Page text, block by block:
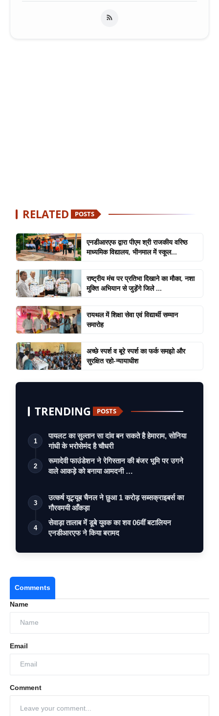
RELATED POSTS
एनडीआरएफ द्वारा पीएम श्री राजकीय वरिष्ठ
माध्यमिक विद्यालय, भीनमाल में स्कूल...
राष्ट्रीय मंच पर प्रतिभा दिखाने का मौका, नशा
मुक्ति अभियान से जुड़ेंगे जिले ...
रायथल में शिक्षा सेवा एवं विद्यार्थी सम्मान
समारोह
अच्छे स्पर्श व बूरे स्पर्श का फर्क समझो और
सुरक्षित रहो-न्यायाधीश
TRENDING POSTS
1
पायलट का सुल्तान सा दांव बन सकते है हेमाराम, सोनिया
गांधी के भरोसेमंद है चौधरी
2
रूमादेवी फाउंडेशन ने रेगिस्तान की बंजर भूमि पर उगने
वाले आकड़े को बनाया आमदनी …
3
उत्कर्ष यूट्यूब चैनल ने छुआ 1 करोड़ सब्सक्राइबर्स का
गौरवमयी आँकड़ा
4
सेवाड़ा तालाब में डूबे युवक का शव 06वीं बटालियन
एनडीआरएफ ने किया बरामद
Comments
Name
Email
Comment